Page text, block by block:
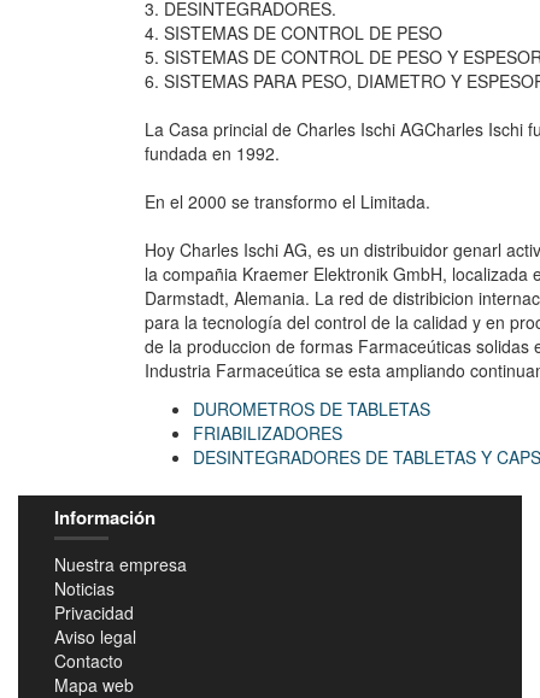
3. DESINTEGRADORES.
4. SISTEMAS DE CONTROL DE PESO
5. SISTEMAS DE CONTROL DE PESO Y
6. SISTEMAS PARA PESO, DIAMETRO Y
La Casa princial de Charles Ischi AGCharles Ischi
fundada en 1992.
En el 2000 se transformo el Limitada.
Hoy Charles Ischi AG, es un distribuidor genarl
la compañia Kraemer Elektronik GmbH, localizada
Darmstadt, Alemania. La red de distribicion
para la tecnología del control de la calidad y en
de la produccion de formas Farmaceúticas solidas
Industria Farmaceútica se esta ampliando
DUROMETROS DE TABLETAS
FRIABILIZADORES
DESINTEGRADORES DE TABLETAS Y
Información
Nuestra empresa
Noticias
Privacidad
Aviso legal
Contacto
Mapa web